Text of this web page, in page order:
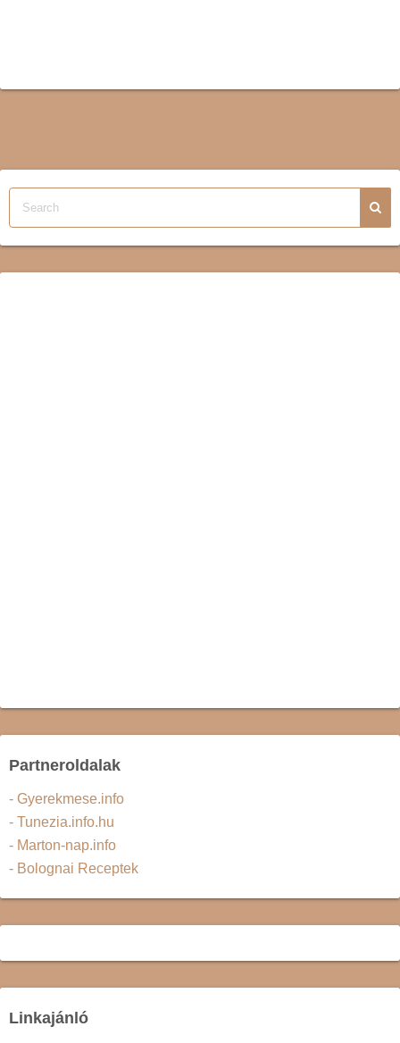
Partneroldalak
- Gyerekmese.info
- Tunezia.info.hu
- Marton-nap.info
- Bolognai Receptek
Linkajánló